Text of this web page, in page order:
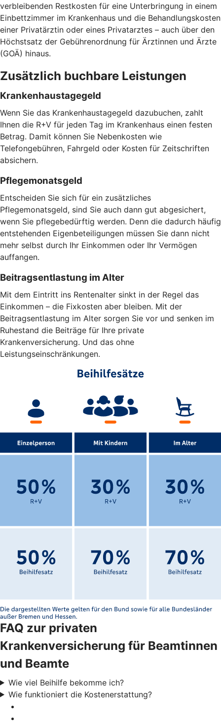
verbleibenden Restkosten für eine Unterbringung in einem
Einbettzimmer im Krankenhaus und die Behandlungskosten
einer Privatärztin oder eines Privatarztes – auch über den
Höchstsatz der Gebührenordnung für Ärztinnen und Ärzte
(GOÄ) hinaus.
Zusätzlich buchbare Leistungen
Krankenhaustagegeld
Wenn Sie das Krankenhaustagegeld dazubuchen, zahlt
Ihnen die R+V für jeden Tag im Krankenhaus einen festen
Betrag. Damit können Sie Nebenkosten wie
Telefongebühren, Fahrgeld oder Kosten für Zeitschriften
absichern.
Pflegemonatsgeld
Entscheiden Sie sich für ein zusätzliches
Pflegemonatsgeld, sind Sie auch dann gut abgesichert,
wenn Sie pflegebedürftig werden. Denn die dadurch häufig
entstehenden Eigenbeteiligungen müssen Sie dann nicht
mehr selbst durch Ihr Einkommen oder Ihr Vermögen
auffangen.
Beitragsentlastung im Alter
Mit dem Eintritt ins Rentenalter sinkt in der Regel das
Einkommen – die Fixkosten aber bleiben. Mit der
Beitragsentlastung im Alter sorgen Sie vor und senken im
Ruhestand die Beiträge für Ihre private
Krankenversicherung. Und das ohne
Leistungseinschränkungen.
FAQ zur privaten
Krankenversicherung für Beamtinnen
und Beamte
Wie viel Beihilfe bekomme ich?
Wie funktioniert die Kostenerstattung?